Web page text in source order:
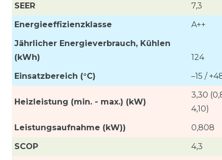
SEER
7,3
Energieeffizienzklasse
A++
Jährlicher Energieverbrauch, Kühlen
(kWh)
124
Einsatzbereich (°C)
–15 /
Heizleistung (min. - max.) (kW)
3,30
4,10)
Leistungsaufnahme (kW))
0,808
SCOP
4,3